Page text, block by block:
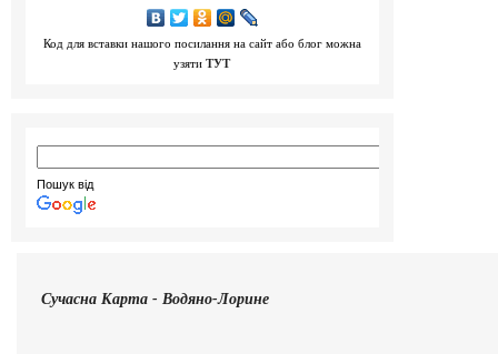
Код для вставки нашого посилання на сайт або блог можна
узяти ТУТ
Пошук від
Сучасна Карта - Водяно-Лорине